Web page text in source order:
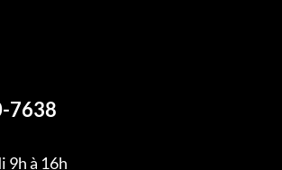
7638
9h à 16h